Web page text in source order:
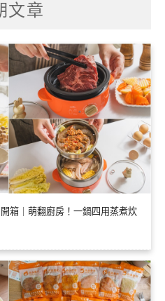
文章
箱｜萌翻廚房！一鍋四用蒸煮炊